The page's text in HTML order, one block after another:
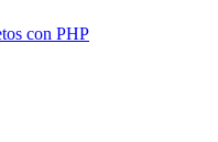
con PHP